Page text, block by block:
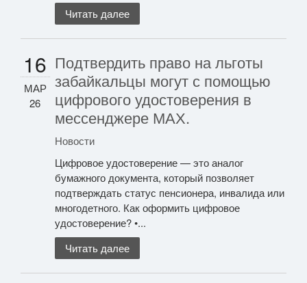
Читать далее
16
МАР
26
Подтвердить право на льготы
забайкальцы могут с помощью
цифрового удостоверения в
мессенджере МАХ.
Новости
Цифровое удостоверение — это аналог
бумажного документа, который позволяет
подтверждать статус пенсионера, инвалида или
многодетного. Как оформить цифровое
удостоверение? •...
Читать далее